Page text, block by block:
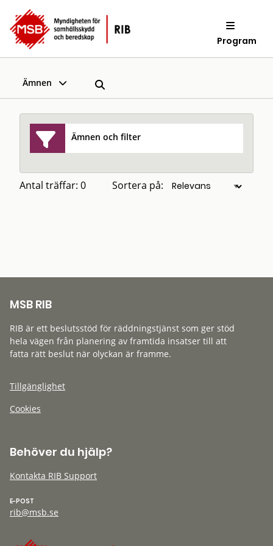
Program
Ämnen
Ämnen och filter
Antal träffar: 0 Sortera på:
MSB RIB
RIB är ett beslutsstöd för räddningstjänst som ger stöd
hela vägen från planering av framtida insatser till att
fatta rätt beslut när olyckan är framme.
Tillgänglighet
Cookies
Behöver du hjälp?
Kontakta RIB Support
E-POST
rib@msb.se